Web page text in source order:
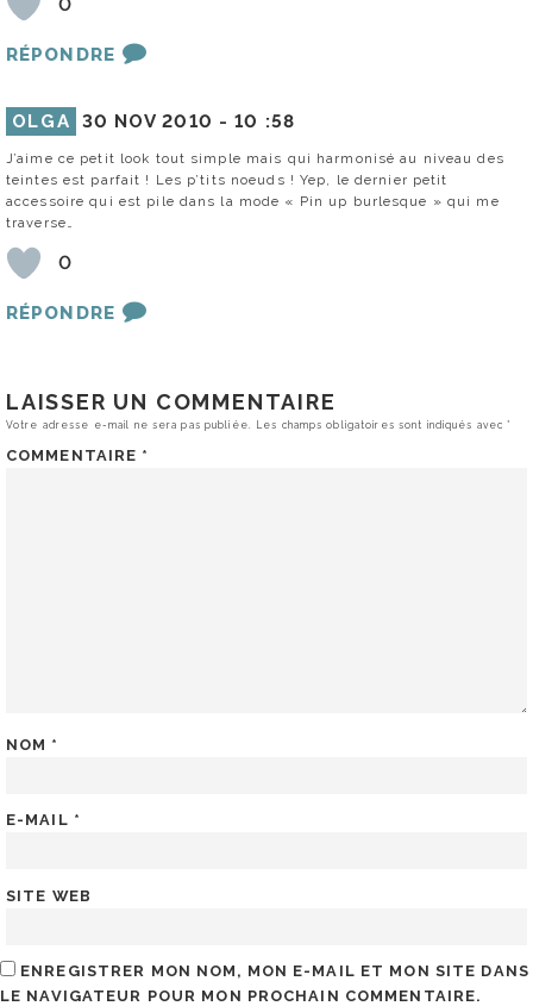
RÉPONDRE
OLGA 30 NOV 2010 -10 :58
J’aime ce petit look tout simple mais qui harmonisé au niveau des
teintes est parfait ! Les p’tits noeuds ! Yep, le dernier petit
accessoire qui est pile dans la mode « Pin up burlesque » qui me
traverse…
0
RÉPONDRE
LAISSER UN COMMENTAIRE
Votre adresse e-mail ne sera pas publiée. Les champs obligatoires sont indiqués avec*
COMMENTAIRE *
NOM *
E-MAIL *
SITE WEB
ENREGISTRER MON NOM, MON E-MAIL ET MON SITE DANS
LE NAVIGATEUR POUR MON PROCHAIN COMMENTAIRE.